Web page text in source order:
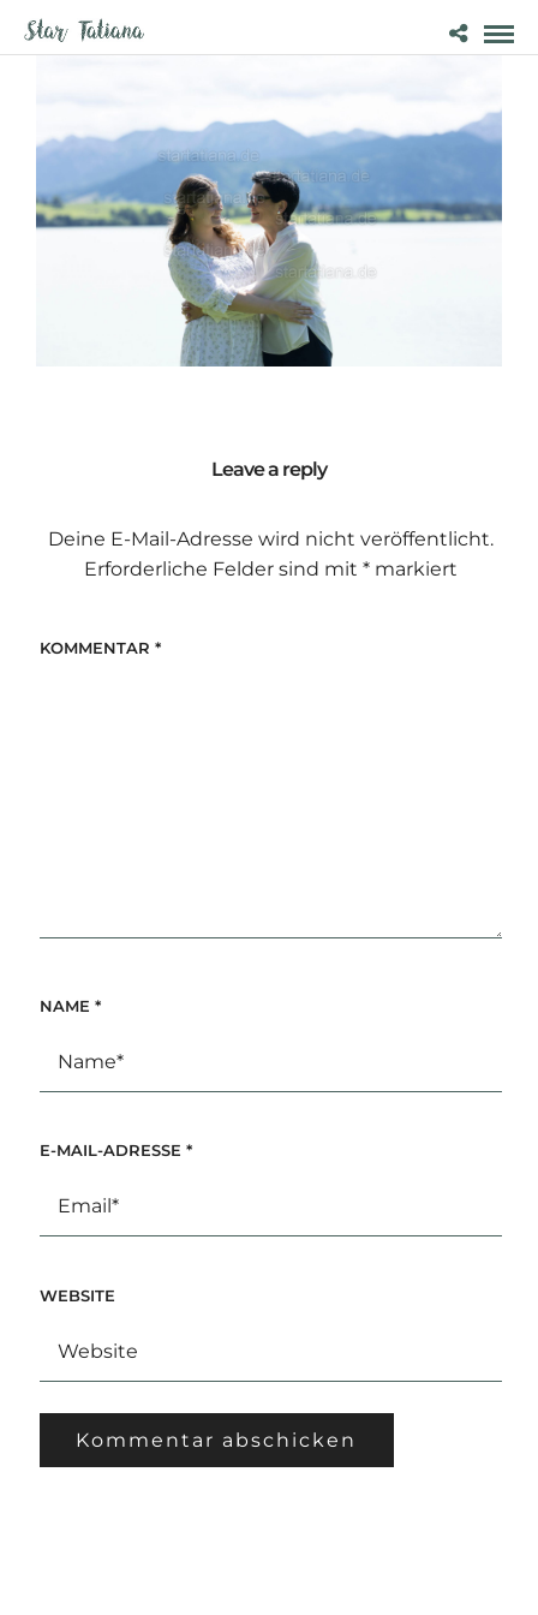
Leave a reply
Deine E-Mail-Adresse wird nicht veröffentlicht.
Erforderliche Felder sind mit *markiert
KOMMENTAR *
NAME *
E-MAIL-ADRESSE *
WEBSITE